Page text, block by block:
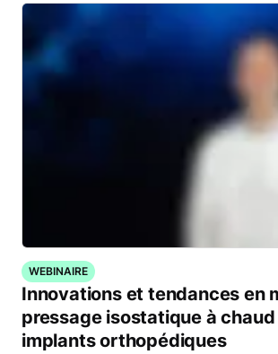
WEBINAIRE
Innovations et tendances en
pressage isostatique à
implants orthopédiques